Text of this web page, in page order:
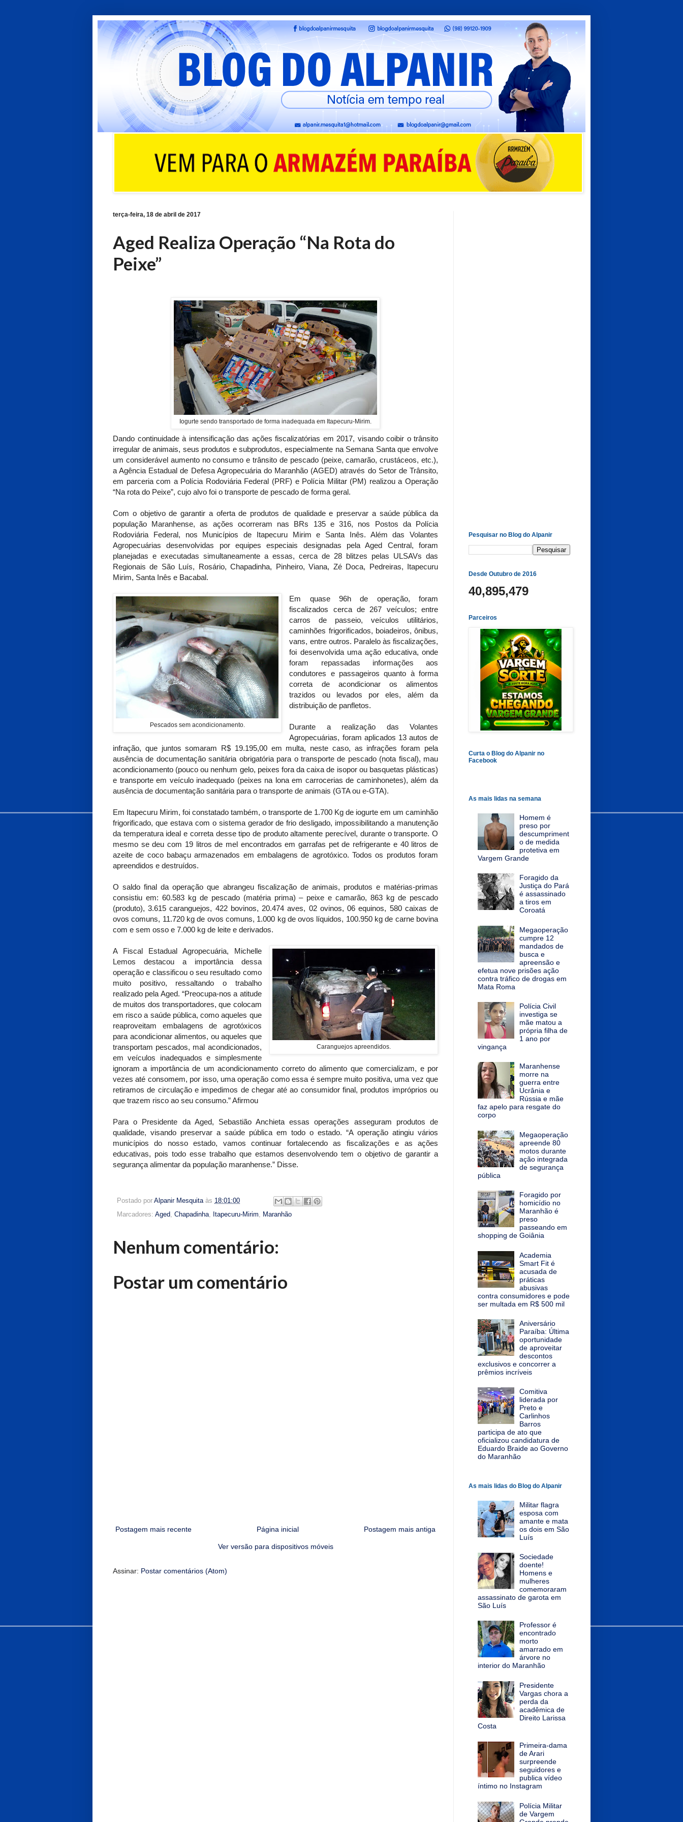
terça-feira, 18 de abril de 2017
Aged Realiza Operação “Na Rota do
Peixe”
Iogurte sendo transportado de forma inadequada em Itapecuru-Mirim.
Dando continuidade à intensificação das ações fiscalizatórias em 2017, visando coibir o trânsito
irregular de animais, seus produtos e subprodutos, especialmente na Semana Santa que envolve
um considerável aumento no consumo e trânsito de pescado (peixe, camarão, crustáceos, etc.),
a Agência Estadual de Defesa Agropecuária do Maranhão (AGED) através do Setor de Trânsito,
em parceria com a Polícia Rodoviária Federal (PRF) e Polícia Militar (PM) realizou a Operação
“Na rota do Peixe”, cujo alvo foi o transporte de pescado de forma geral.
Com o objetivo de garantir a oferta de produtos de qualidade e preservar a saúde pública da
população Maranhense, as ações ocorreram nas BRs 135 e 316, nos Postos da Polícia
Rodoviária Federal, nos Municípios de Itapecuru Mirim e Santa Inês. Além das Volantes
Agropecuárias desenvolvidas por equipes especiais designadas pela Aged Central, foram
planejadas e executadas simultaneamente a essas, cerca de 28 blitzes pelas ULSAVs das
Regionais de São Luís, Rosário, Chapadinha, Pinheiro, Viana, Zé Doca, Pedreiras, Itapecuru
Mirim, Santa Inês e Bacabal.
Pescados sem acondicionamento.
Em quase 96h de operação, foram
fiscalizados cerca de 267 veículos; entre
carros de passeio, veículos utilitários,
caminhões frigorificados, boiadeiros, ônibus,
vans, entre outros. Paralelo às fiscalizações,
foi desenvolvida uma ação educativa, onde
foram repassadas informações aos
condutores e passageiros quanto à forma
correta de acondicionar os alimentos
trazidos ou levados por eles, além da
distribuição de panfletos.
Durante a realização das Volantes
Agropecuárias, foram aplicados 13 autos de
infração, que juntos somaram R$ 19.195,00 em multa, neste caso, as infrações foram pela
ausência de documentação sanitária obrigatória para o transporte de pescado (nota fiscal), mau
acondicionamento (pouco ou nenhum gelo, peixes fora da caixa de isopor ou basquetas plásticas)
e transporte em veículo inadequado (peixes na lona em carrocerias de caminhonetes), além da
ausência de documentação sanitária para o transporte de animais (GTA ou e-GTA).
Em Itapecuru Mirim, foi constatado também, o transporte de 1.700 Kg de iogurte em um caminhão
frigorificado, que estava com o sistema gerador de frio desligado, impossibilitando a manutenção
da temperatura ideal e correta desse tipo de produto altamente perecível, durante o transporte. O
mesmo se deu com 19 litros de mel encontrados em garrafas pet de refrigerante e 40 litros de
azeite de coco babaçu armazenados em embalagens de agrotóxico. Todos os produtos foram
apreendidos e destruídos.
O saldo final da operação que abrangeu fiscalização de animais, produtos e matérias-primas
consistiu em: 60.583 kg de pescado (matéria prima) – peixe e camarão, 863 kg de pescado
(produto), 3.615 caranguejos, 422 bovinos, 20.474 aves, 02 ovinos, 06 equinos, 580 caixas de
ovos comuns, 11.720 kg de ovos comuns, 1.000 kg de ovos líquidos, 100.950 kg de carne bovina
com e sem osso e 7.000 kg de leite e derivados.
Caranguejos apreendidos.
A Fiscal Estadual Agropecuária, Michelle
Lemos destacou a importância dessa
operação e classificou o seu resultado como
muito positivo, ressaltando o trabalho
realizado pela Aged. “Preocupa-nos a atitude
de muitos dos transportadores, que colocam
em risco a saúde pública, como aqueles que
reaproveitam embalagens de agrotóxicos
para acondicionar alimentos, ou aqueles que
transportam pescados, mal acondicionados,
em veículos inadequados e simplesmente
ignoram a importância de um acondicionamento correto do alimento que comercializam, e por
vezes até consomem, por isso, uma operação como essa é sempre muito positiva, uma vez que
retiramos de circulação e impedimos de chegar até ao consumidor final, produtos impróprios ou
que trazem risco ao seu consumo.” Afirmou
Para o Presidente da Aged, Sebastião Anchieta essas operações asseguram produtos de
qualidade, visando preservar a saúde pública em todo o estado. “A operação atingiu vários
municípios do nosso estado, vamos continuar fortalecendo as fiscalizações e as ações
educativas, pois todo esse trabalho que estamos desenvolvendo tem o objetivo de garantir a
segurança alimentar da população maranhense.” Disse.
Postado por Alpanir Mesquita às 18:01:00
Marcadores: Aged, Chapadinha, Itapecuru-Mirim, Maranhão
Nenhum comentário:
Postar um comentário
Postagem mais recente Postagem mais antiga
Página inicial
Ver versão para dispositivos móveis
Assinar: Postar comentários (Atom)
Pesquisar no Blog do Alpanir
Desde Outubro de 2016
40,895,479
Parceiros
Curta o Blog do Alpanir no
Facebook
As mais lidas na semana
Homem é
preso por
descumpriment
o de medida
protetiva em
Vargem Grande
Foragido da
Justiça do Pará
é assassinado
a tiros em
Coroatá
Megaoperação
cumpre 12
mandados de
busca e
apreensão e
efetua nove prisões ação
contra tráfico de drogas em
Mata Roma
Polícia Civil
investiga se
mãe matou a
própria filha de
1 ano por
vingança
Maranhense
morre na
guerra entre
Ucrânia e
Rússia e mãe
faz apelo para resgate do
corpo
Megaoperação
apreende 80
motos durante
ação integrada
de segurança
pública
Foragido por
homicídio no
Maranhão é
preso
passeando em
shopping de Goiânia
Academia
Smart Fit é
acusada de
práticas
abusivas
contra consumidores e pode
ser multada em R$ 500 mil
Aniversário
Paraíba: Última
oportunidade
de aproveitar
descontos
exclusivos e concorrer a
prêmios incríveis
Comitiva
liderada por
Preto e
Carlinhos
Barros
participa de ato que
oficializou candidatura de
Eduardo Braide ao Governo
do Maranhão
As mais lidas do Blog do Alpanir
Militar flagra
esposa com
amante e mata
os dois em São
Luís
Sociedade
doente!
Homens e
mulheres
comemoraram
assassinato de garota em
São Luís
Professor é
encontrado
morto
amarrado em
árvore no
interior do Maranhão
Presidente
Vargas chora a
perda da
acadêmica de
Direito Larissa
Costa
Primeira-dama
de Arari
surpreende
seguidores e
publica vídeo
íntimo no Instagram
Polícia Militar
de Vargem